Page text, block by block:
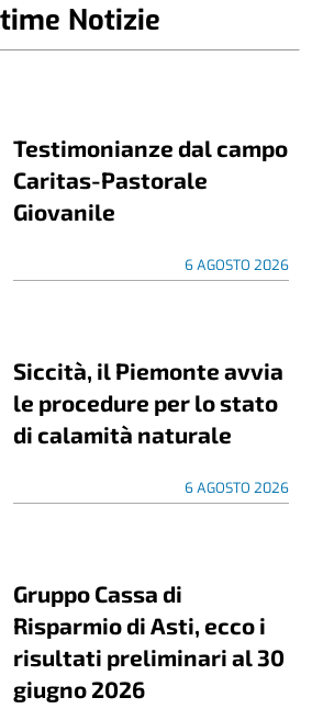
Notizie
Testimonianze dal campo
Caritas-Pastorale
Giovanile
6 AGOSTO 2026
Siccità, il Piemonte avvia
le procedure per lo stato
di calamità naturale
6 AGOSTO 2026
Gruppo Cassa di
Risparmio di Asti, ecco i
risultati preliminari al 30
giugno 2026